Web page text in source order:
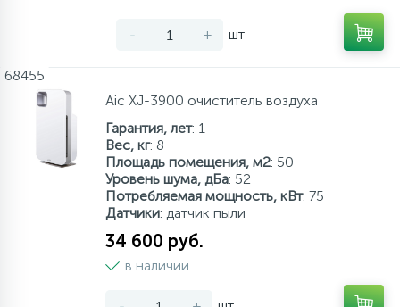
Компрессорно-конденсаторные блоки
Аксессуары
- + шт
68455
Aic XJ-3900 очиститель воздуха
Гарантия, лет: 1
Вес, кг: 8
Площадь помещения, м2: 50
Уровень шума, дБа: 52
Потребляемая мощность, кВт: 75
Датчики: датчик пыли
34 600 руб.
в наличии